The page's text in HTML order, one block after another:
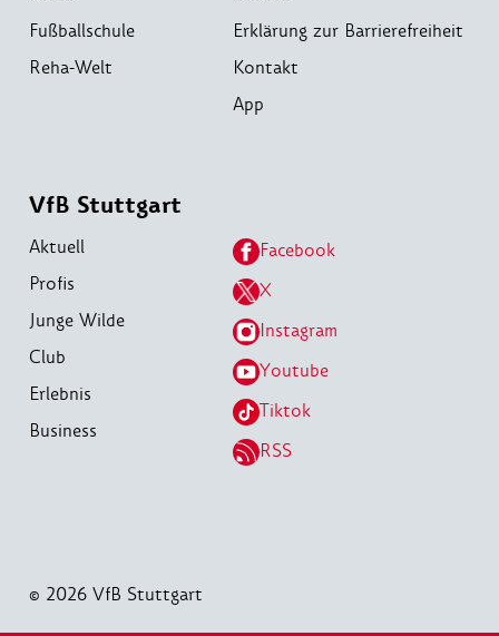
Fußballschule
Reha-Welt
Erklärung zur Barrierefreiheit
Kontakt
App
VfB Stuttgart
Aktuell
Profis
Junge Wilde
Club
Erlebnis
Business
Facebook
X
Instagram
Youtube
Tiktok
RSS
© 2026 VfB Stuttgart